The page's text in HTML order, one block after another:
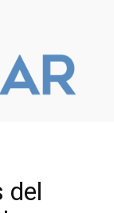
del